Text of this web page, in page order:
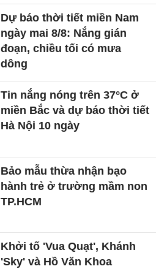
Dự báo thời tiết miền Nam
ngày mai 8/8: Nắng gián
đoạn, chiều tối có mưa
dông
Tin nắng nóng trên 37°C ở
miền Bắc và dự báo thời tiết
Hà Nội 10 ngày
Bảo mẫu thừa nhận bạo
hành trẻ ở trường mầm non
TP.HCM
Khởi tố 'Vua Quạt', Khánh
'Sky' và Hồ Văn Khoa